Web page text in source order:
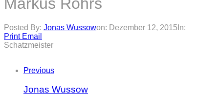
Markus Röhrs
Posted By: Jonas Wussowon: Dezember 12, 2015 In:
Print Email
Schatzmeister
Previous
Jonas Wussow